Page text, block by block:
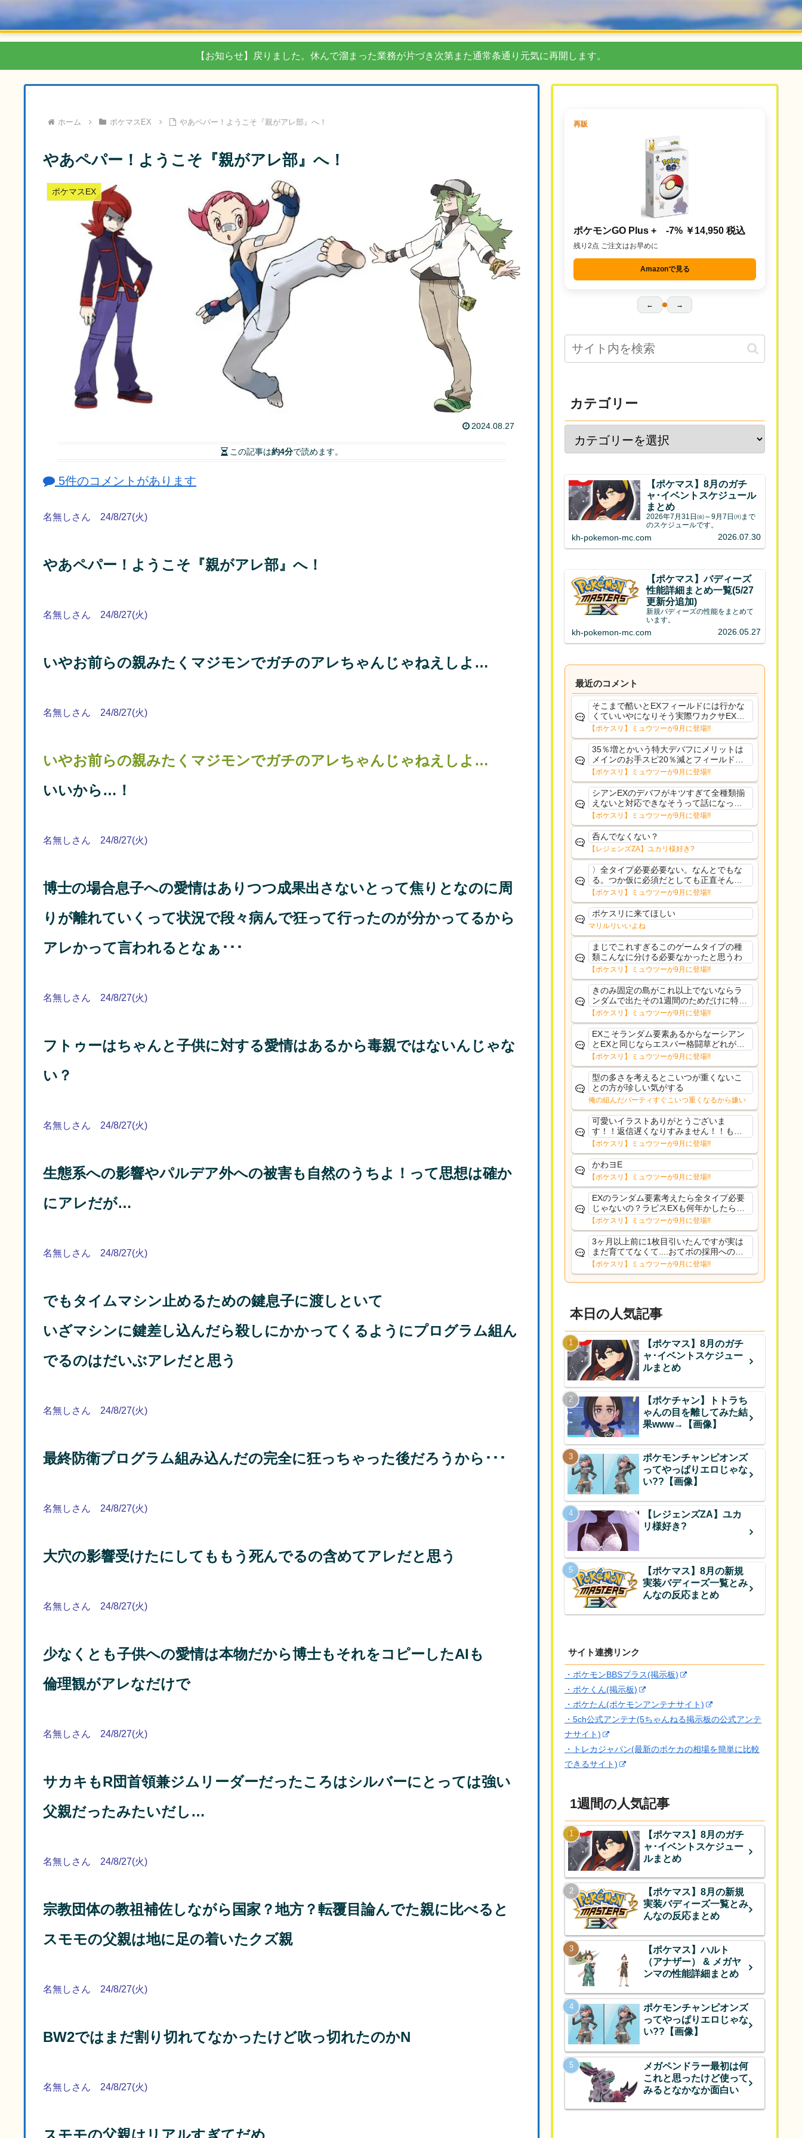
【お知らせ】戻りました。休んで溜まった業務が片づき次第また通常条通り元気に再開します。
ホーム ポケマスEX やあペパー！ようこそ『親がアレ部』へ！
やあペパー！ようこそ『親がアレ部』へ！
ポケマスEX
2024.08.27
この記事は約4分で読めます。
5件のコメントがあります
名無しさん 24/8/27(火)
やあペパー！ようこそ『親がアレ部』へ！
名無しさん 24/8/27(火)
いやお前らの親みたくマジモンでガチのアレちゃんじゃねえしよ…
名無しさん 24/8/27(火)
いやお前らの親みたくマジモンでガチのアレちゃんじゃねえしよ…
いいから…！
名無しさん 24/8/27(火)
博士の場合息子への愛情はありつつ成果出さないとって焦りとなのに周
りが離れていくって状況で段々病んで狂って行ったのが分かってるから
アレかって言われるとなぁ･･･
名無しさん 24/8/27(火)
フトゥーはちゃんと子供に対する愛情はあるから毒親ではないんじゃな
い？
名無しさん 24/8/27(火)
生態系への影響やパルデア外への被害も自然のうちよ！って思想は確か
にアレだが…
名無しさん 24/8/27(火)
でもタイムマシン止めるための鍵息子に渡しといて
いざマシンに鍵差し込んだら殺しにかかってくるようにプログラム組ん
でるのはだいぶアレだと思う
名無しさん 24/8/27(火)
最終防衛プログラム組み込んだの完全に狂っちゃった後だろうから･･･
名無しさん 24/8/27(火)
大穴の影響受けたにしてももう死んでるの含めてアレだと思う
名無しさん 24/8/27(火)
少なくとも子供への愛情は本物だから博士もそれをコピーしたAIも
倫理観がアレなだけで
名無しさん 24/8/27(火)
サカキもR団首領兼ジムリーダーだったころはシルバーにとっては強い
父親だったみたいだし…
名無しさん 24/8/27(火)
宗教団体の教祖補佐しながら国家？地方？転覆目論んでた親に比べると
スモモの父親は地に足の着いたクズ親
名無しさん 24/8/27(火)
BW2ではまだ割り切れてなかったけど吹っ切れたのかN
名無しさん 24/8/27(火)
再販
ポケモンGO Plus + -7% ￥14,950 税込
残り2点 ご注文はお早めに
Amazonで見る
← →
カテゴリー
【ポケマス】8月のガチ
ャ･イベントスケジュール
まとめ
2026年7月31日㈮～9月7日㈪まで
のスケジュールです。
kh-pokemon-mc.com 2026.07.30
【ポケマス】バディーズ
性能詳細まとめ一覧(5/27
更新分追加)
新規バディーズの性能をまとめて
います。
kh-pokemon-mc.com 2026.05.27
最近のコメント
そこまで酷いとEXフィールドには行かな
くていいやになりそう実際ワカクサEXで
さえあんまり行ってないや
【ポケスリ】ミュウツーが9月に登場!!
35％増とかいう特大デバフにメリットは
メインのお手スピ20％減とフィールド効
果のみフェアリーノーマルとか引いたら
まともに料理も作れないし終わり控えめ
に言ってカス
【ポケスリ】ミュウツーが9月に登場!!
シアンEXのデバフがキツすぎて全種類揃
えないと対応できなそうって話になって
るわ
【ポケスリ】ミュウツーが9月に登場!!
呑んでなくない？
【レジェンズZA】ユカリ様好き?
〉全タイプ必要必要ない。なんとでもな
る。つか仮に必須だとしても正直そんな
もんに付き合う気は無い。運営は時間の
リソースを甘く見すぎなのよ。ポケスリ
やったことないやろうなと思ってる。〉
ラピスEX最短二年後...
【ポケスリ】ミュウツーが9月に登場!!
ポケスリに来てほしい
マリルリいいよね
まじでこれすぎるこのゲームタイプの種
類こんなに分ける必要なかったと思うわ
【ポケスリ】ミュウツーが9月に登場!!
きのみ固定の島がこれ以上でないならラ
ンダムで出たその1週間のためだけに特定
のタイプにリソース割くのなんだかむな
しい気がするわ出番がないってわけじゃ
ないから無駄ではないんだけど
【ポケスリ】ミュウツーが9月に登場!!
EXこそランダム要素あるからなーシアン
とEXと同じならエスパー格闘草どれが事
前に来るか分からんから、積む必要があ
るミュウツーは使いにくくね？って思っ
た
【ポケスリ】ミュウツーが9月に登場!!
型の多さを考えるとこいつが重くないこ
との方が珍しい気がする
俺の組んだパーティすぐこいつ重くなるから嫌い
可愛いイラストありがとうございま
す！！返信遅くなりすみません！！もう
少ししたら通常再開できます！
【ポケスリ】ミュウツーが9月に登場!!
かわヨE
【ポケスリ】ミュウツーが9月に登場!!
EXのランダム要素考えたら全タイプ必要
じゃないの？ラピスEXも何年かしたら来
るだろうし後から厳選したい育てたいっ
て思ってもどうにもならないのがこのゲ
ームだしな
【ポケスリ】ミュウツーが9月に登場!!
3ヶ月以上前に1枚目引いたんですが実は
まだ育ててなくて....おてボの採用への影
響は勉強になります。ありがとうござい
ますオイルはだいぶ強めのABBレントラ
ーいて芋の方が不安なんで1枚目にしよう
【ポケスリ】ミュウツーが9月に登場!!
本日の人気記事
【ポケマス】8月のガチ
ャ･イベントスケジュー
ルまとめ
【ポケチャン】トトラち
ゃんの目を離してみた結
果www→【画像】
ポケモンチャンピオンズ
ってやっぱりエロじゃな
い??【画像】
【レジェンズZA】ユカ
リ様好き?
【ポケマス】8月の新規
実装バディーズ一覧とみ
んなの反応まとめ
サイト連携リンク
・ポケモンBBSプラス(掲示板)
・ポケくん(掲示板)
・ポケたん(ポケモンアンテナサイト)
・5ch公式アンテナ(5ちゃんねる掲示板の公式アンテ
ナサイト)
・トレカジャパン(最新のポケカの相場を簡単に比較
できるサイト)
1週間の人気記事
【ポケマス】8月のガチ
ャ･イベントスケジュー
ルまとめ
【ポケマス】8月の新規
実装バディーズ一覧とみ
んなの反応まとめ
【ポケマス】ハルト
（アナザー） & メガヤ
ンマの性能詳細まとめ
ポケモンチャンピオンズ
ってやっぱりエロじゃな
い??【画像】
メガペンドラー最初は何
これと思ったけど使って
みるとなかなか面白い